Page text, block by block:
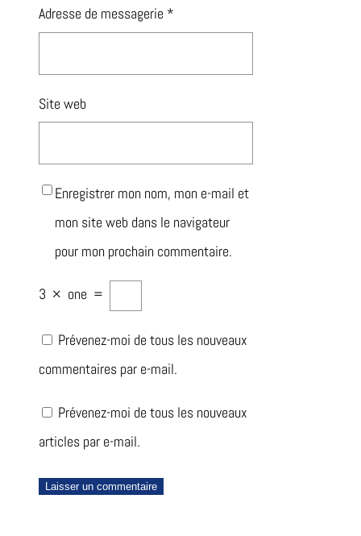
Adresse de messagerie *
Site web
Enregistrer mon nom, mon e-mail et
mon site web dans le navigateur
pour mon prochain commentaire.
3 × one =
Prévenez-moi de tous les nouveaux
commentaires par e-mail.
Prévenez-moi de tous les nouveaux
articles par e-mail.